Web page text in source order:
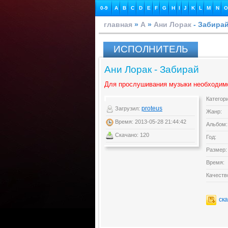
0-9 A B C D E F G H I J K L M N O
главная » А » Ани Лорак - Забирай
ИСПОЛНИТЕЛЬ
Ани Лорак - Забирай
Для прослушивания музыки
Загрузил: proteus
Время: 2013-05-28 21:44:42
Скачано: 120
Жанр:
Альбом:
Год:
Размер:
Время: